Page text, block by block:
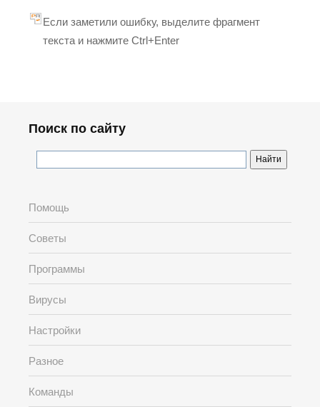
Если заметили ошибку, выделите фрагмент
текста и нажмите Ctrl+Enter
Поиск по сайту
Помощь
Советы
Программы
Вирусы
Настройки
Разное
Команды